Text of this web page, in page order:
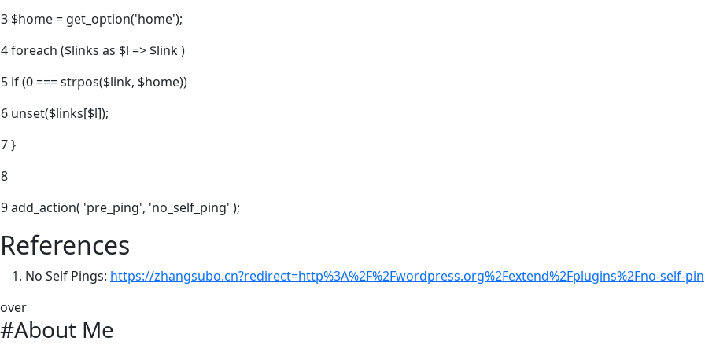
3
4
5
6
7
8
9
$home = get_option('home');
foreach ($links as $l => $link )
if (0 === strpos($link, $home))
unset($links[$l]);
}
add_action( 'pre_ping', 'no_self_ping' );
References
No Self Pings: https://zhangsubo.cn?redirect=http%3A%2F%2Fwordpress.org%2Fextend%2Fplugins%2Fno-self-
over
#About Me